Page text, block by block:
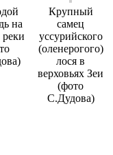
на
реки
Крупный
самец
уссурийского
(оленерогого)
лося в
верховьях Зеи
(фото
С.Дудова)